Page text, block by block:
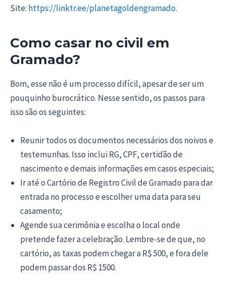
Site: https://linktr.ee/planetagoldengramado.
Como casar no civil em
Gramado?
Bom, esse não é um processo difícil, apesar de ser um
pouquinho burocrático. Nesse sentido, os passos para
isso são os seguintes:
Reunir todos os documentos necessários dos noivos e
testemunhas. Isso inclui RG, CPF, certidão de
nascimento e demais informações em casos especiais;
Ir até o Cartório de Registro Civil de Gramado para dar
entrada no processo e escolher uma data para seu
casamento;
Agende sua cerimônia e escolha o local onde
pretende fazer a celebração. Lembre-se de que, no
cartório, as taxas podem chegar a R$ 500, e fora dele
podem passar dos R$ 1500.